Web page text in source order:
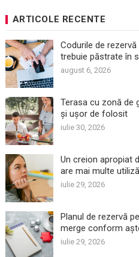
ARTICOLE RECENTE
Codurile de
trebuie păstrate în
august 6, 2026
Terasa cu zonă de
și ușor de folosit
iulie 30, 2026
Un creion apropiat
are mai multe
iulie 29, 2026
Planul de rezervă
merge conform
iulie 29, 2026